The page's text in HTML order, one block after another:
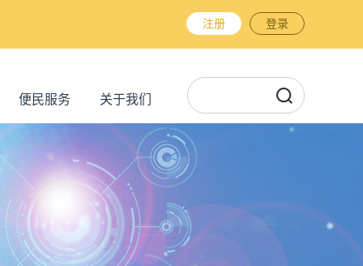
注册 登录
便民服务 关于我们